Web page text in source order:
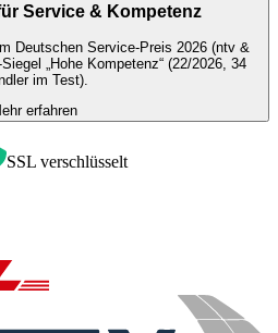
Service & Kompetenz
Deutschen Service-Preis 2026 (ntv &
„Hohe Kompetenz“ (22/2026, 34
im Test).
erfahren
SSL verschlüsselt